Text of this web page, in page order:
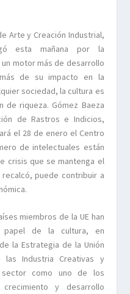
Arte y Creación Industrial,
esta mañana por la
motor más de desarrollo
de su impacto en la
sociedad, la cultura es
de riqueza. Gómez Baeza
de Rastros e Indicios,
el 28 de enero el Centro
de intelectuales están
crisis que se mantenga el
puede contribuir a
miembros de la UE han
de la cultura, en
la Estrategia de la Unión
Industria Creativas y
como uno de los
y desarrollo